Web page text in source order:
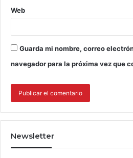
Web
Guarda mi nombre, correo
navegador para la próxima vez que
Newsletter